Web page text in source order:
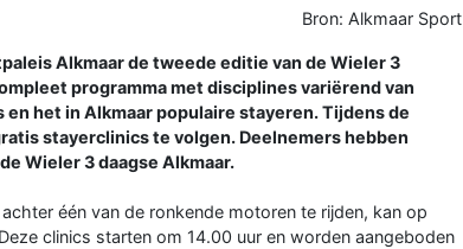
Bron: Alkmaar Sport
Alkmaar de tweede editie van de Wieler 3
programma met disciplines variërend van
het in Alkmaar populaire stayeren. Tijdens de
stayerclinics te volgen. Deelnemers hebben
Wieler 3 daagse Alkmaar.
één van de ronkende motoren te rijden, kan op
clinics starten om 14.00 uur en worden aangeboden